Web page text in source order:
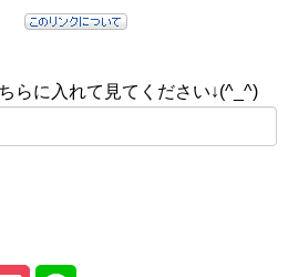
らに入れて見てください↓(^_^)